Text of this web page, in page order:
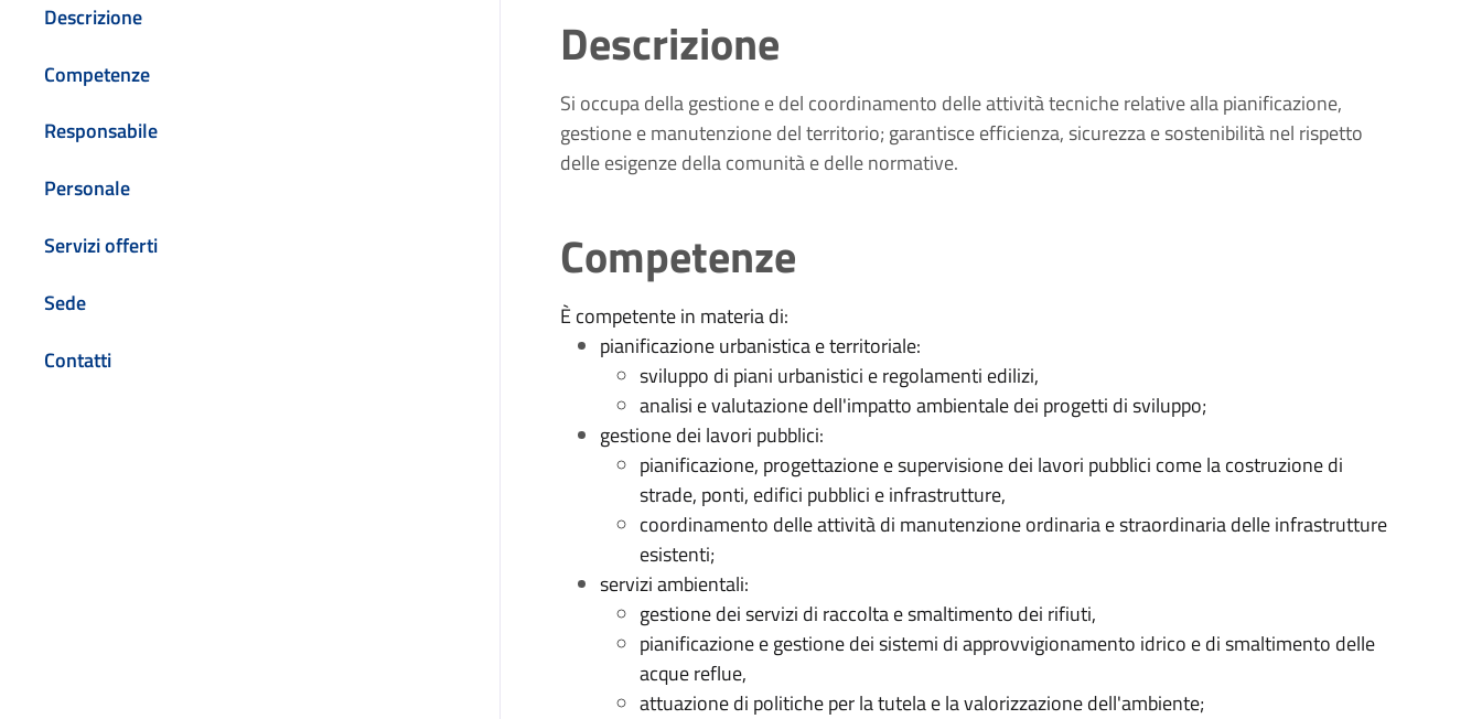
Descrizione
Competenze
Responsabile
Personale
Servizi offerti
Sede
Contatti
Descrizione
Si occupa della gestione e del coordinamento delle attività tecniche relative alla pianificazione,
gestione e manutenzione del territorio; garantisce efficienza, sicurezza e sostenibilità nel rispetto
delle esigenze della comunità e delle normative.
Competenze
È competente in materia di:
pianificazione urbanistica e territoriale:
sviluppo di piani urbanistici e regolamenti edilizi,
analisi e valutazione dell'impatto ambientale dei progetti di sviluppo;
gestione dei lavori pubblici:
pianificazione, progettazione e supervisione dei lavori pubblici come la costruzione di
strade, ponti, edifici pubblici e infrastrutture,
coordinamento delle attività di manutenzione ordinaria e straordinaria delle infrastrutture
esistenti;
servizi ambientali:
gestione dei servizi di raccolta e smaltimento dei rifiuti,
pianificazione e gestione dei sistemi di approvvigionamento idrico e di smaltimento delle
acque reflue,
attuazione di politiche per la tutela e la valorizzazione dell'ambiente;